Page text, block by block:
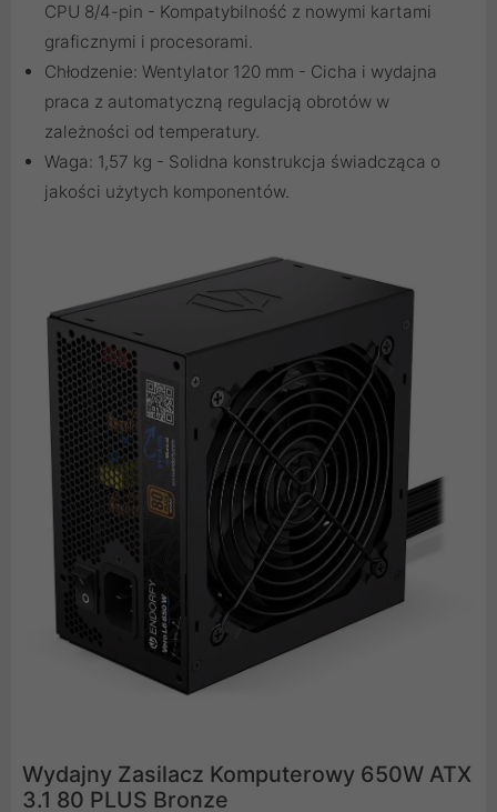
CPU 8/4-pin - Kompatybilność z nowymi kartami
graficznymi i procesorami.
Chłodzenie: Wentylator 120 mm - Cicha i wydajna
praca z automatyczną regulacją obrotów w
zależności od temperatury.
Waga: 1,57 kg - Solidna konstrukcja świadcząca o
jakości użytych komponentów.
Wydajny Zasilacz Komputerowy 650W ATX
3.1 80 PLUS Bronze